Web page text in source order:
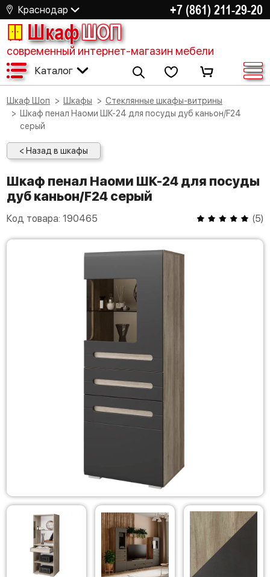
Краснодар +7 (861) 211-29-20
ШкафШОП
современный интернет-магазин мебели
Каталог
Шкаф Шоп Шкафы
Стеклянные шкафы-витрины
Шкаф пенал Наоми ШК-24 для посуды дуб каньон/F24
серый
< Назад в шкафы
Шкаф пенал Наоми ШК-24 для посуды
дуб каньон/F24 серый
Код товара: 190465 (5)